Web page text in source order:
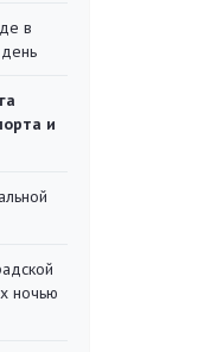
в
и
ночью